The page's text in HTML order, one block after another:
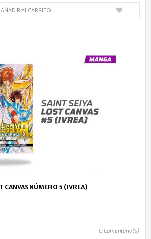
AÑADIR AL CARRITO
CANVAS NÚMERO 5 (IVREA)
0Comentario(s)